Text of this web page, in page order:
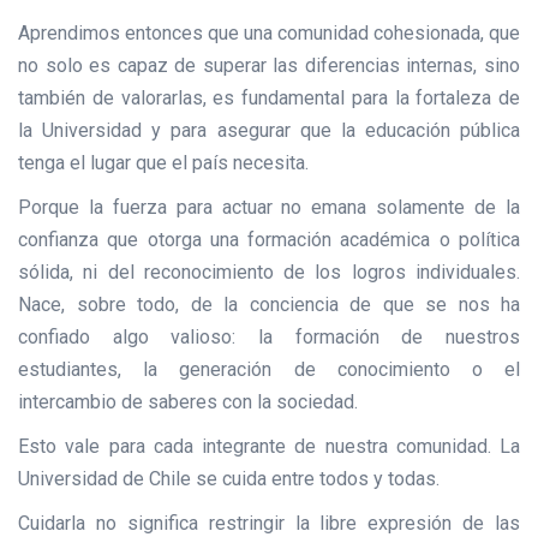
Aprendimos entonces que una comunidad cohesionada, que
no solo es capaz de superar las diferencias internas, sino
también de valorarlas, es fundamental para la fortaleza de
la Universidad y para asegurar que la educación pública
tenga el lugar que el país necesita.
Porque la fuerza para actuar no emana solamente de la
confianza que otorga una formación académica o política
sólida, ni del reconocimiento de los logros individuales.
Nace, sobre todo, de la conciencia de que se nos ha
confiado algo valioso: la formación de nuestros
estudiantes, la generación de conocimiento o el
intercambio de saberes con la sociedad.
Esto vale para cada integrante de nuestra comunidad. La
Universidad de Chile se cuida entre todos y todas.
Cuidarla no significa restringir la libre expresión de las